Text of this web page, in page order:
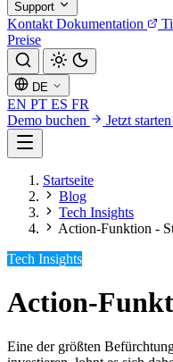
Support
Kontakt Dokumentation
Preise
DE
EN PT ES FR
Demo buchen
Jetzt starten
Startseite
Blog
Tech Insights
Action-Funktion -
Tech Insights
Action-
Eine der größten